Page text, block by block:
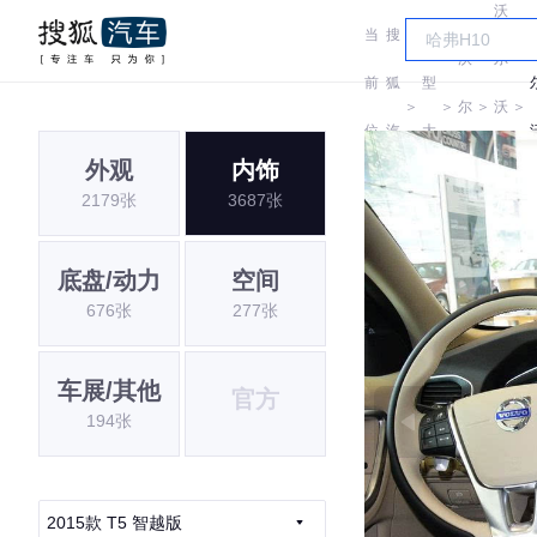
当
前
位
置:
搜
狐
汽
车
＞
车
型
大
＞
沃
尔
沃
＞
沃
尔
沃
亚
＞
外观
2179张
内饰
3687张
底盘/动力
676张
空间
277张
车展/其他
194张
官方
2015款 T5 智越版